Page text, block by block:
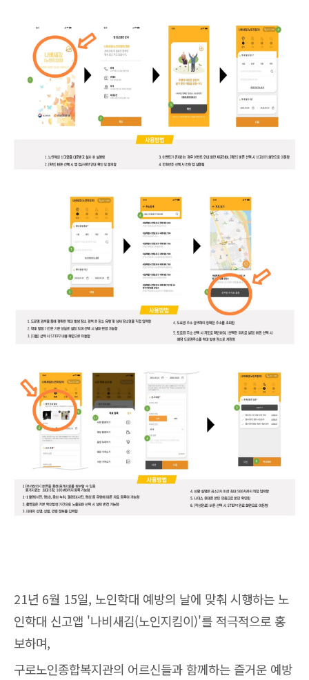
21년 6월 15일, 노인학대 예방의 날에 맞춰 시행하는 노
인학대 신고앱 '나비새김(노인지킴이)'를 적극적으로 홍
보하며,
구로노인종합복지관의 어르신들과 함께하는 즐거운 예방